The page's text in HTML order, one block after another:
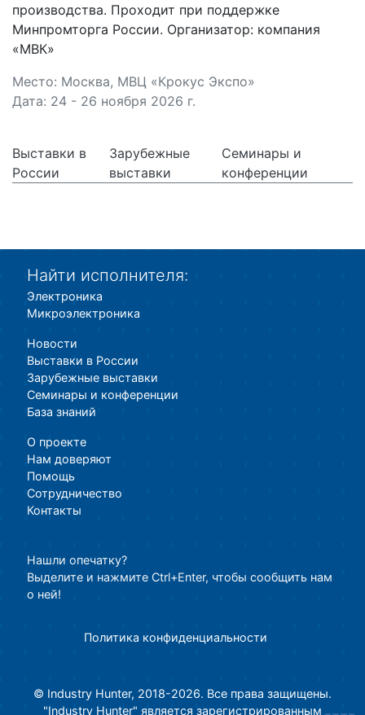
производства. Проходит при поддержке
Минпромторга России. Организатор: компания
«МВК»
Место: Москва, МВЦ «Крокус Экспо»
Дата: 24 - 26 ноября 2026 г.
Выставки в
России
Зарубежные
выставки
Семинары и
конференции
Найти исполнителя:
Электроника
Микроэлектроника
Новости
Выставки в России
Зарубежные выставки
Семинары и конференции
База знаний
О проекте
Нам доверяют
Помощь
Сотрудничество
Контакты
Нашли опечатку?
Выделите и нажмите Ctrl+Enter, чтобы сообщить нам
о ней!
Политика конфиденциальности
© Industry Hunter, 2018-2026. Все права защищены.
"Industry Hunter" является зарегистрированным